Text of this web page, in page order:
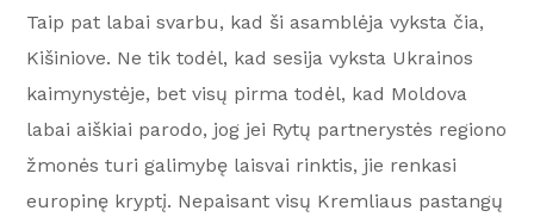
Taip pat labai svarbu, kad ši asamblėja vyksta čia,
Kišiniove. Ne tik todėl, kad sesija vyksta Ukrainos
kaimynystėje, bet visų pirma todėl, kad Moldova
labai aiškiai parodo, jog jei Rytų partnerystės regiono
žmonės turi galimybę laisvai rinktis, jie renkasi
europinę kryptį. Nepaisant visų Kremliaus pastangų